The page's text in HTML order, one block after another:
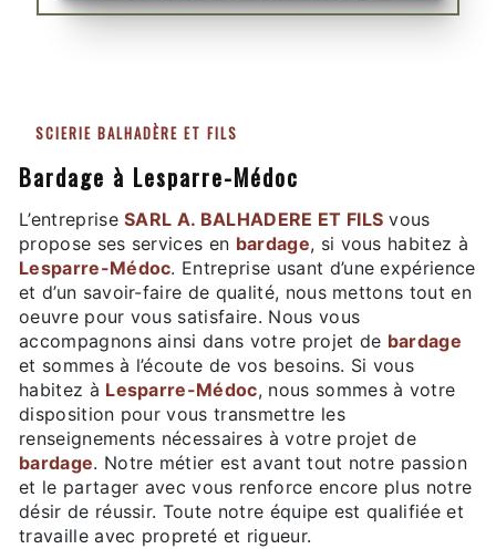
SCIERIE BALHADÈRE ET FILS
bardage à Lesparre-Médoc
L’entrepriseSARL A. BALHADERE ET FILS vous
propose ses services en bardage, si vous habitez à
Lesparre-Médoc. Entreprise usant d’une expérience
et d’un savoir-faire de qualité, nous mettons tout en
oeuvre pour vous satisfaire. Nous vous
accompagnons ainsi dans votre projet de bardage
et sommes à l’écoute de vos besoins. Si vous
habitez à Lesparre-Médoc, nous sommes à votre
disposition pour vous transmettre les
renseignements nécessaires à votre projet de
bardage. Notre métier est avant tout notre passion
et le partager avec vous renforce encore plus notre
désir de réussir. Toute notre équipe est qualifiée et
travaille avec propreté et rigueur.